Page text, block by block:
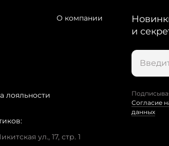
лояльности
О компании
ул., 17, стр. 1
и
Согласие
данных